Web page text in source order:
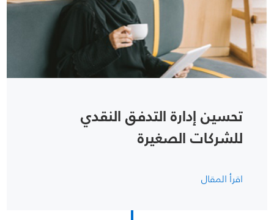
تحسين إدارة التدفق النقدي
للشركات الصغيرة
اقرأ المقال